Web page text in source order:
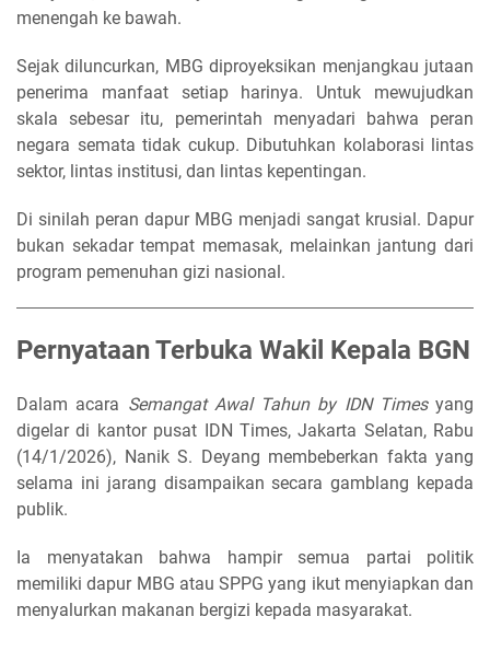
menengah ke bawah.
Sejak diluncurkan, MBG diproyeksikan menjangkau jutaan
penerima manfaat setiap harinya. Untuk mewujudkan
skala sebesar itu, pemerintah menyadari bahwa peran
negara semata tidak cukup. Dibutuhkan kolaborasi lintas
sektor, lintas institusi, dan lintas kepentingan.
Di sinilah peran dapur MBG menjadi sangat krusial. Dapur
bukan sekadar tempat memasak, melainkan jantung dari
program pemenuhan gizi nasional.
Pernyataan Terbuka Wakil Kepala BGN
Dalam acara Semangat Awal Tahun by IDN Timesyang
digelar di kantor pusat IDN Times, Jakarta Selatan, Rabu
(14/1/2026), Nanik S. Deyang membeberkan fakta yang
selama ini jarang disampaikan secara gamblang kepada
publik.
Ia menyatakan bahwa hampir semua partai politik
memiliki dapur MBG atau SPPG yang ikut menyiapkan dan
menyalurkan makanan bergizi kepada masyarakat.